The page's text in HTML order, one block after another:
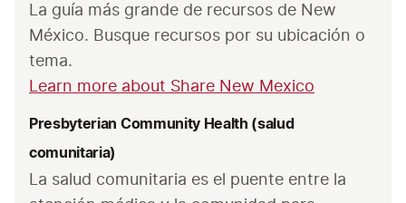
La guía más grande de recursos de New
México. Busque recursos por su ubicación o
tema.
Learn more about Share New Mexico
Presbyterian Community Health (salud
comunitaria)
La salud comunitaria es el puente entre la